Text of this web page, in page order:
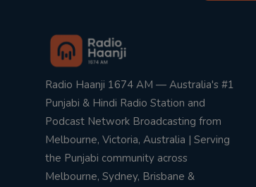
Radio Haanji 1674 AM — Australia's #1
Punjabi & Hindi Radio Station and
Podcast Network Broadcasting from
Melbourne, Victoria, Australia | Serving
the Punjabi community across
Melbourne, Sydney, Brisbane &